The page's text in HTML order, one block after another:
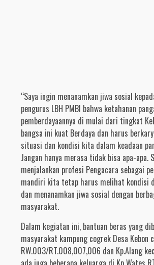
“Saya ingin menanamkan jiwa sosial
pengurus LBH PMBI bahwa ketahanan
pemberdayaannya di mulai dari tingkat
bangsa ini kuat Berdaya dan harus
situasi dan kondisi kita dalam keadaan
Jangan hanya merasa tidak bisa apa-apa.
menjalankan profesi Pengacara sebagai
mandiri kita tetap harus melihat kondisi
dan menanamkan jiwa sosial dengan
masyarakat.
Dalam kegiatan ini, bantuan beras yang
masyarakat kampung cogrek Desa Kebon
RW.003/RT.008,007,006 dan Kp.Alang